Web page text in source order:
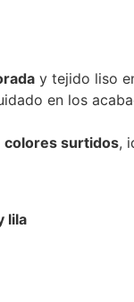
y tejido liso
en los
colores surtidos,
lila